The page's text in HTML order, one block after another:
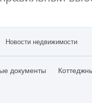
Новости недвижимости
документы